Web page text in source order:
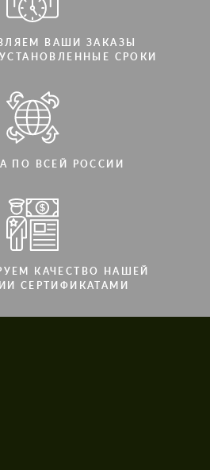
ВАШИ ЗАКАЗЫ
СРОКИ
ПО ВСЕЙ РОССИИ
КАЧЕСТВО НАШЕЙ
СЕРТИФИКАТАМИ